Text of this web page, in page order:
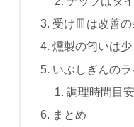
受け皿は改善の
燻製の匂いは
いぶしぎんの
調理時間目安
まとめ